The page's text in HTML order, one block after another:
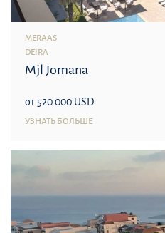
MERAAS
DEIRA
Mjl Jomana
от 520 000 USD
УЗНАТЬ БОЛЬШЕ